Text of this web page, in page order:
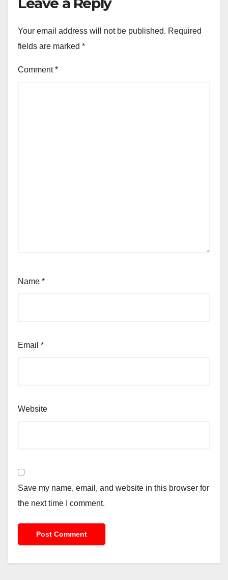
Your email address will not be published. Required
fields are marked *
Comment*
Name *
Email *
Website
Save my name, email, and website in this browser for
the next time I comment.